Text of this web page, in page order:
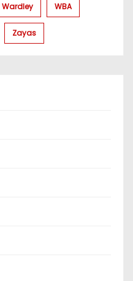
Wardley WBA
Zayas